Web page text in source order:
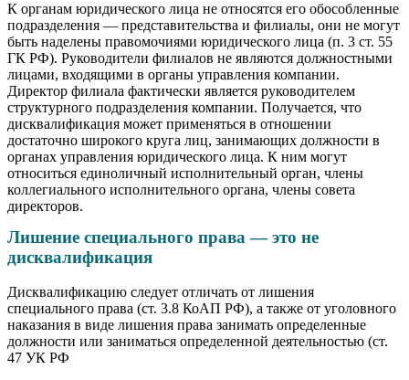
К органам юридического лица не относятся его обособленные
подразделения — представительства и филиалы, они не могут
быть наделены правомочиями юридического лица (п. 3 ст. 55
ГК РФ). Руководители филиалов не являются должностными
лицами, входящими в органы управления компании.
Директор филиала фактически является руководителем
структурного подразделения компании. Получается, что
дисквалификация может применяться в отношении
достаточно широкого круга лиц, занимающих должности в
органах управления юридического лица. К ним могут
относиться единоличный исполнительный орган, члены
коллегиального исполнительного органа, члены совета
директоров.
Лишение специального права — это не
дисквалификация
Дисквалификацию следует отличать от лишения
специального права (ст. 3.8 КоАП РФ), а также от уголовного
наказания в виде лишения права занимать определенные
должности или заниматься определенной деятельностью (ст.
47 УК РФ